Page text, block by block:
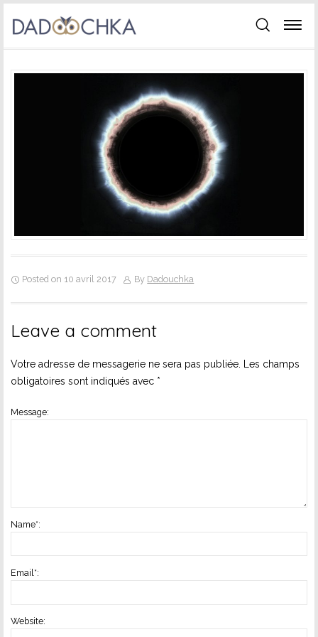
Posted on 10 avril 2017 By Dadouchka
Leave a comment
Votre adresse de messagerie ne sera pas publiée. Les champs
obligatoires sont indiqués avec *
Message:
Name*:
Email *:
Website: